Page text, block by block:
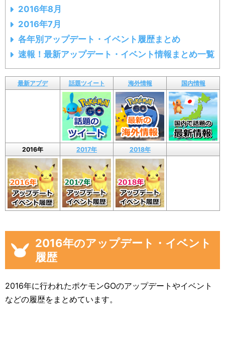
2016年8月
2016年7月
各年別アップデート・イベント履歴まとめ
速報！最新アップデート・イベント情報まとめ一覧
最新アプデ 話題ツイート 海外情報 国内情報
2016年 2017年 2018年
2016年のアップデート・イベント
履歴
2016年に行われたポケモンGOのアップデートやイベント
などの履歴をまとめています。